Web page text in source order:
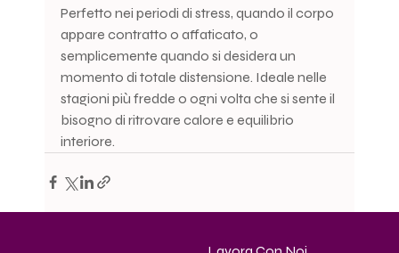
Perfetto nei periodi di stress, quando il corpo
appare contratto o affaticato, o
semplicemente quando si desidera un
momento di totale distensione. Ideale nelle
stagioni più fredde o ogni volta che si sente il
bisogno di ritrovare calore e equilibrio
interiore.